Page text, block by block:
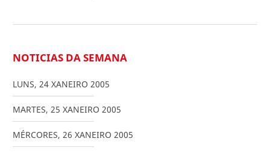
NOTICIAS DA SEMANA
LUNS, 24 XANEIRO 2005
MARTES, 25 XANEIRO 2005
MÉRCORES, 26 XANEIRO 2005